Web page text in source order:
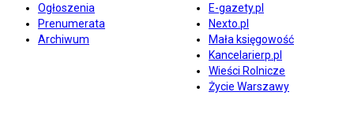
Ogłoszenia
Prenumerata
Archiwum
E-gazety.pl
Nexto.pl
Mała księgowość
Kancelarierp.pl
Wieści Rolnicze
Życie Warszawy